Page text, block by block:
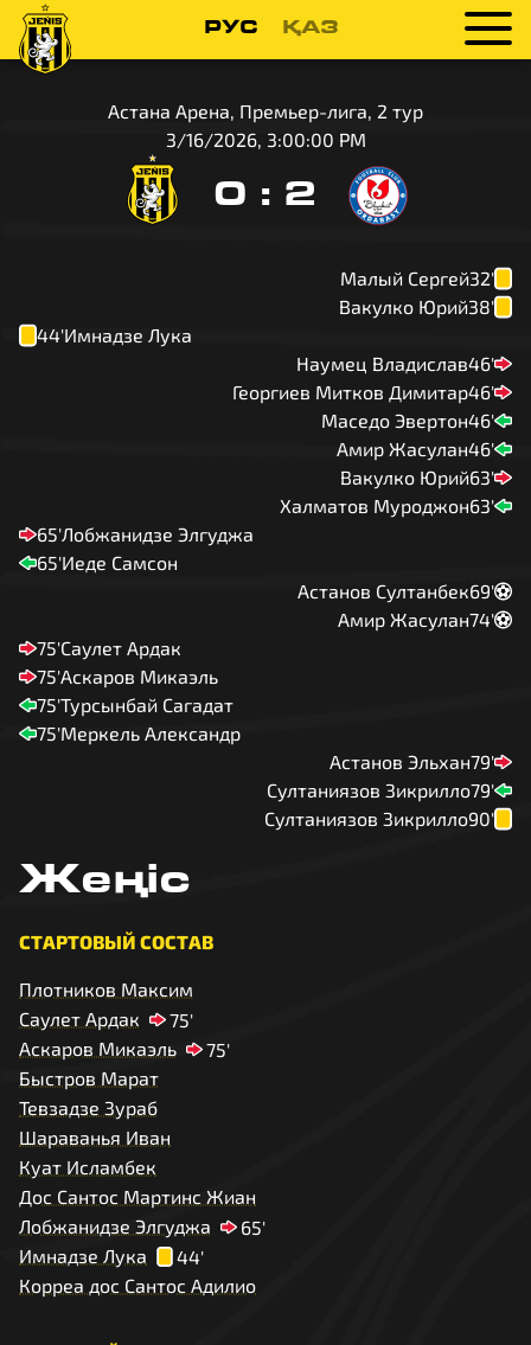
РУС ҚАЗ
Астана Арена, Премьер-лига, 2 тур
3/16/2026, 3:00:00 PM
0 : 2
32'
Малый Сергей
38'
Вакулко Юрий
44'Имнадзе Лука
46'
Наумец Владислав
46'
Георгиев Митков Димитар
46'
Маседо Эвертон
46'
Амир Жасулан
63'
Вакулко Юрий
63'
Халматов Муроджон
65'Лобжанидзе Элгуджа
65'Иеде Самсон
69'
Астанов Султанбек
74'
Амир Жасулан
75'Саулет Ардак
75'Аскаров Микаэль
75'Турсынбай Сагадат
75'Меркель Александр
79'
Астанов Эльхан
79'
Султаниязов Зикрилло
90'
Султаниязов Зикрилло
Жеңіс
СТАРТОВЫЙ СОСТАВ
Плотников Максим
Саулет Ардак
75'
Аскаров Микаэль
75'
Быстров Марат
Тевзадзе Зураб
Шараванья Иван
Куат Исламбек
Дос Сантос Мартинс Жиан
Лобжанидзе Элгуджа
65'
Имнадзе Лука
44'
Корреа дос Сантос Адилио